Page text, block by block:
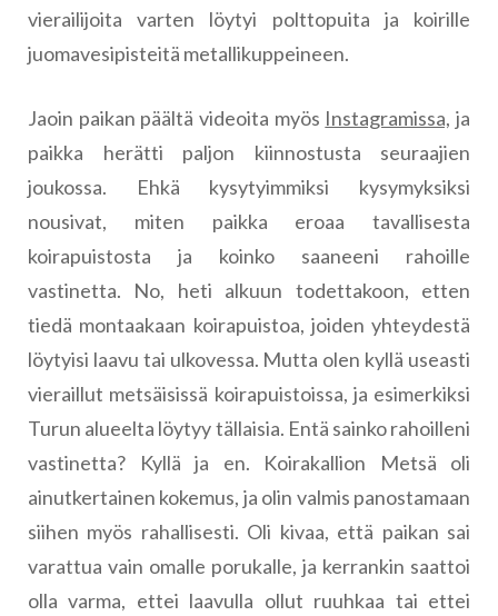
vierailijoita varten löytyi polttopuita ja koirille
juomavesipisteitä metallikuppeineen.
Jaoin paikan päältä videoita myös Instagramissa, ja
paikka herätti paljon kiinnostusta seuraajien
joukossa. Ehkä kysytyimmiksi kysymyksiksi
nousivat, miten paikka eroaa tavallisesta
koirapuistosta ja koinko saaneeni rahoille
vastinetta. No, heti alkuun todettakoon, etten
tiedä montaakaan koirapuistoa, joiden yhteydestä
löytyisi laavu tai ulkovessa. Mutta olen kyllä useasti
vieraillut metsäisissä koirapuistoissa, ja esimerkiksi
Turun alueelta löytyy tällaisia. Entä sainko rahoilleni
vastinetta? Kyllä ja en. Koirakallion Metsä oli
ainutkertainen kokemus, ja olin valmis panostamaan
siihen myös rahallisesti. Oli kivaa, että paikan sai
varattua vain omalle porukalle, ja kerrankin saattoi
olla varma, ettei laavulla ollut ruuhkaa tai ettei